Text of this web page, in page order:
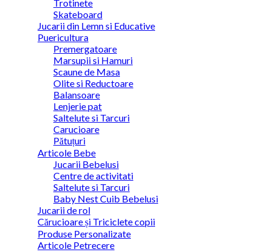
Trotinete
Skateboard
Jucarii din Lemn si Educative
Puericultura
Premergatoare
Marsupii si Hamuri
Scaune de Masa
Olite si Reductoare
Balansoare
Lenjerie pat
Saltelute si Tarcuri
Carucioare
Pătuțuri
Articole Bebe
Jucarii Bebelusi
Centre de activitati
Saltelute si Tarcuri
Baby Nest Cuib Bebelusi
Jucarii de rol
Cărucioare și Triciclete copii
Produse Personalizate
Articole Petrecere